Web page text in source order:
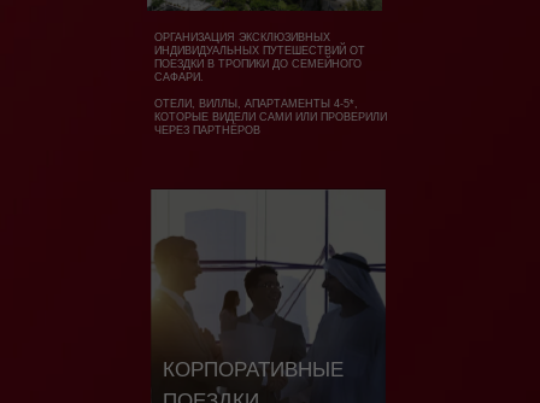
КОРПОРАТИВНЫЕ
ОРГАНИЗАЦИЯ ЭКСКЛЮЗИВНЫХ
ИНДИВИДУАЛЬНЫХ ПУТЕШЕСТВИЙ ОТ
ПОЕЗДКИ В ТРОПИКИ ДО СЕМЕЙНОГО
САФАРИ.
ОТЕЛИ, ВИЛЛЫ, АПАРТАМЕНТЫ 4-5*,
КОТОРЫЕ ВИДЕЛИ САМИ ИЛИ ПРОВЕРИЛИ
ЧЕРЕЗ ПАРТНЁРОВ